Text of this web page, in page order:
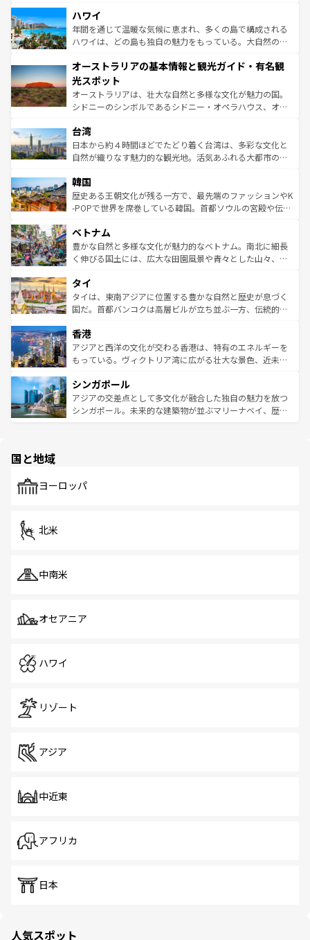
着のスイス情報は
のような巨大都市は、観光、ショッピング、エンターテイ
ンメントが詰まった刺激的なスポットだ。一方、アメリカ
西部には大自然が広がり、グランドキャニオンやイエロー
部のニューオーリンズでは、音楽と美食が融合した独特の
文化が魅力。旅行者はアメリカの各地域で異なる魅力を楽
しみながら、その多様性と豊かな歴史を感じることができ
るだろう。車でのロードトリップや列車の旅も、アメリカ
情報は
ハワイ
年間を通じて温暖な気候に恵まれ、多くの島で構成される
ハワイは、どの島も独自の魅力をもっている。大自然の神
ワイ島は見逃せない。また、定番の観光地といえばオアフ
島だが、静かな自然を求めるならマウイ島やカウアイ島が
おすすめ。エメラルドグリーンに輝く海をはじめ、豊かな
文化や歴史が息づいている。「アロハスピリット」と呼ば
人々、おいしいローカルフードやハワイアンミュージッ
ク、伝統的なフラダンスなど、すべてがハワイの魅力を彩
っている。訪れるたびに新しい発見と感動が待っているハ
はコンテンツ一覧
オーストラリアの基本情報と観光ガイド・有名観
光スポット
オーストラリアは、壮大な自然と多様な文化が魅力の国。
シドニーのシンボルであるシドニー・オペラハウス、オー
リアリーフや大陸中央部にそびえるウルル（エアーズロッ
ク）、タスマニアの美しい原生林やケアンズの熱帯雨林な
ど、見どころがたくさん。また、カフェやワイン、オージ
いる。アクティビティも充実しており、サーフィンやダイ
ビング、ハイキングなど、アウトドア好きにはたまらな
い。オーストラリアの多彩な魅力を存分に味わいつくそ
参照してほしい。
台湾
日本から約４時間ほどでたどり着く台湾は、多彩な文化と
自然が織りなす魅力的な観光地。活気あふれる大都市の台
ン）、静ひつな山岳地帯である台湾東部など、都市の喧騒
と山間の静けさが共存しており、訪れる人に新しい発見と
驚きをもたらしてくれる。また、奥深い台湾の食文化も魅
容にもいいと評判のスイーツなど、バラエティ豊かな料理
が味わえる。 なお、新着の台湾情報は コンテンツ一覧を参
照してほしい。
韓国
歴史ある王朝文化が残る一方で、最先端のファッションやK
-POPで世界を席巻している韓国。首都ソウルの宮殿や伝統
き、地方に足を延ばせば四季折々の自然美を楽しむことが
できる。そして、キムチや焼肉、絶品のストリートフード
まで、さまざまな韓国料理が待っている。夜には、韓国な
リティに包まれながら、韓国の多彩な魅力を心ゆくまで味
わってみてほしい。 なお、新着の韓国情報はコンテンツ一
覧を参照してほしい。
ベトナム
豊かな自然と多様な文化が魅力的なベトナム。南北に細長
く伸びる国土には、広大な田園風景や青々とした山々、世
急速な発展と共に伝統が息づく。ハノイの古い町並みやホ
ーチミン市のフランス統治時代の建物も、独特の雰囲気を
醸し出している。また、バラエティの豊かさとおいしさで
とつ。フォーやバインミー、ベトナムコーヒーなどは、ぜ
ひ現地で味わいたい。どの地域を訪れてもあたたかい人々
が旅行者を迎えてくれるので、きっと忘れられない旅にな
参照してほしい。
タイ
タイは、東南アジアに位置する豊かな自然と歴史が息づく
国だ。首都バンコクは高層ビルが立ち並ぶ一方、伝統的な
の活気が交差している。北部ではチェンマイなどの山岳地
帯で自然と触れ合い、南部ではプーケットやクラビの美し
いビーチでリゾート気分を楽しむことができる。タイ料理
激する。気候は一年中温暖で、どの季節にも異なる楽しみ
が待っている。親しみやすいタイの人々、仏教を中心とし
た文化、そして多様な観光資源が、訪れる旅人を魅了し続
香港
アジアと西洋の文化が交わる香港は、特有のエネルギーを
もっている。ヴィクトリア湾に広がる壮大な景色、近未来
み、どこを訪れても感動するはず。観光スポットが密集し
ており、効率よく見どころを回れるのも魅力。息をのむよ
うな絶景から文化的な体験まで、香港を存分に楽しみ尽く
シンガポール
アジアの交差点として多文化が融合した独自の魅力を放つ
シンガポール。未来的な建築物が並ぶマリーナベイ、歴史
で、ホーカーズは地元の風情を楽しめる外せないスポット
国と地域
ヨーロッパ
北米
中南米
オセアニア
ハワイ
リゾート
アジア
中近東
アフリカ
日本
人気スポット